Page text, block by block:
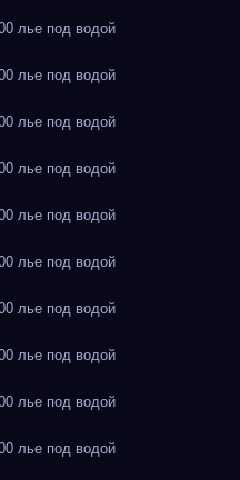
лье под водой
лье под водой
лье под водой
лье под водой
лье под водой
лье под водой
лье под водой
лье под водой
лье под водой
лье под водой